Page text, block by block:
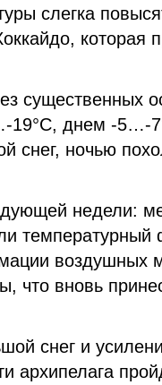
слегка
которая
существенных
19°С, днем -5…-
снег, ночью
недели:
температурный
воздушных
что вновь
снег и
архипелага